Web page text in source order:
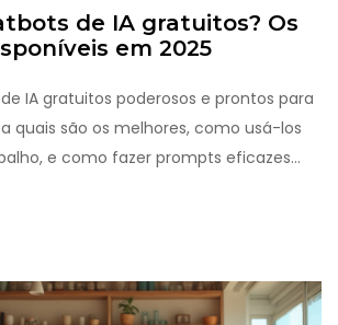
de IA gratuitos? Os
em 2025
IA gratuitos poderosos e prontos para
quais são os melhores, como usá-los
e como fazer prompts eficazes